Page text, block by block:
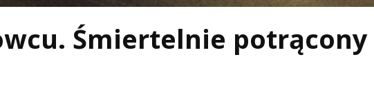
Śmiertelnie potrącony